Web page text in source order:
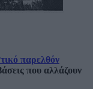
παρελθόν
που αλλάζουν